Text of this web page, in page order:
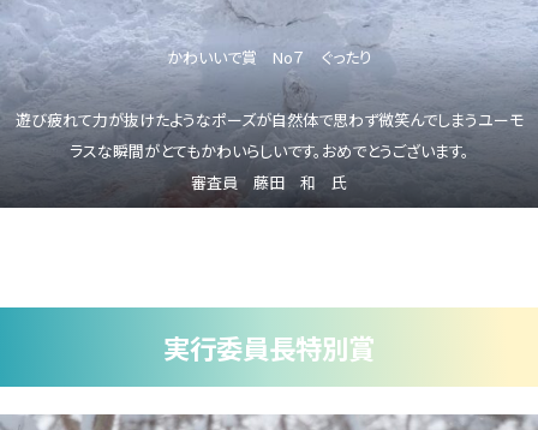
かわいいで賞 No７ ぐったり
遊び疲れて力が抜けたようなポーズが自然体で思わず微笑んでしまうユーモ
ラスな瞬間がとてもかわいらしいです。おめでとうございます。
審査員 藤田 和 氏
実行委員長特別賞